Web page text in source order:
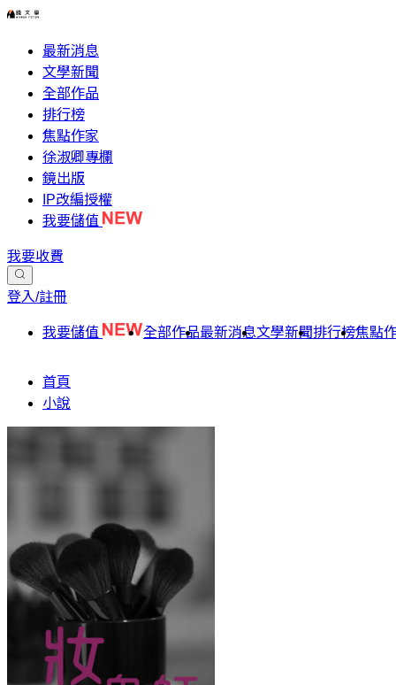
最新消息
文學新聞
全部作品
排行榜
焦點作家
徐淑卿專欄
鏡出版
IP改編授權
我要儲值
我要收費
登入/註冊
我要儲值 全部作品最新消息文學新聞排行榜焦點
首頁
小說